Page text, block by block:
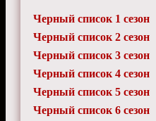
Черный список 1 сезон
Черный список 2 сезон
Черный список 3 сезон
Черный список 4 сезон
Черный список 5 сезон
Черный список 6 сезон